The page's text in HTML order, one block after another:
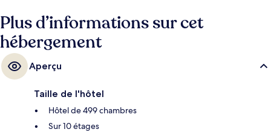
Somerset ne se trouve qu'à quelques encablures, tandis que Station
Dhoby Ghaut se trouve à seulement 10 min de marche.
Plus d’informations sur cet
hébergement
Aperçu
Taille de l'hôtel
Hôtel de 499 chambres
Sur 10 étages